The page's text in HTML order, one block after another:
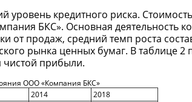
кредитного риска.
БКС». Основная деятельность
от продаж, средний темп роста
рынка ценных бумаг. В таблице 2
чистой прибыли.
ООО «Компания БКС»
2014
2018